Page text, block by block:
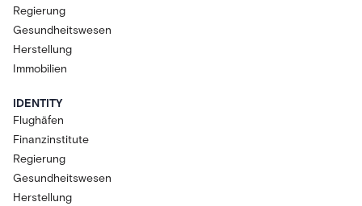
Regierung
Gesundheitswesen
Herstellung
Immobilien
IDENTITY
Flughäfen
Finanzinstitute
Regierung
Gesundheitswesen
Herstellung